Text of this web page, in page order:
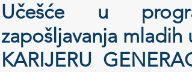
Učešće u
zapošljavanja
KARIJERU